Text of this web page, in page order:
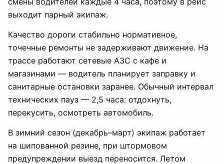
выходит парный экипаж.
Качество дороги стабильно нормативное,
точечные ремонты не задерживают движение. На
трассе работают сетевые АЗС с кафе и
магазинами — водитель планирует заправку и
санитарные остановки заранее. Обычный интервал
технических пауз — 2,5 часа: отдохнуть,
перекусить, осмотреть автомобиль.
В зимний сезон (декабрь–март) экипаж работает
на шипованной резине, при штормовом
предупреждении выезд переносится. Летом